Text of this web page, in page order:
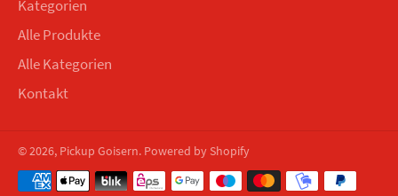
Kategorien
Alle Produkte
Alle Kategorien
Kontakt
© 2026, Pickup Goisern. Powered by Shopify
Zahlungsmethoden